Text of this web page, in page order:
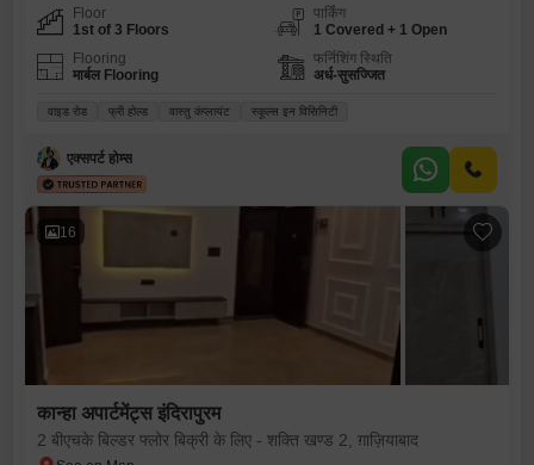
Floor
1st of 3 Floors
पार्किंग
1 Covered + 1 Open
Flooring
मार्बल Flooring
फर्निशिंग स्थिति
अर्ध-सुसज्जित
वाइड रोड फ्री होल्ड वास्तु कंप्लायंट स्कूल्स इन विसिनिटी
एक्सपर्ट होम्स
16
कान्हा अपार्टमेंट्स इंदिरापुरम
2 बीएचके बिल्डर फ्लोर बिक्री के लिए - शक्ति खण्ड 2, ग़ाज़ियाबाद